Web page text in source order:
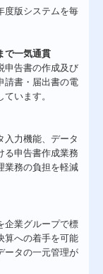
度版システムを毎
で一気通貫
申告書の作成及び
請書・届出書の電
います。
入力機能、データ
る申告書作成業務
業務の負担を軽減
企業グループで標
算への着手を可能
ータの一元管理が